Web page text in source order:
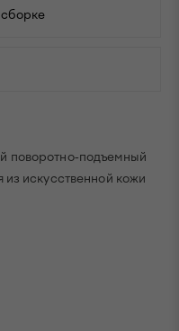
поворотно-подъемный
из искусственной кожи